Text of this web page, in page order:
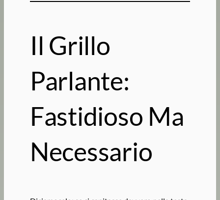
Il Grillo
Parlante:
Fastidioso Ma
Necessario